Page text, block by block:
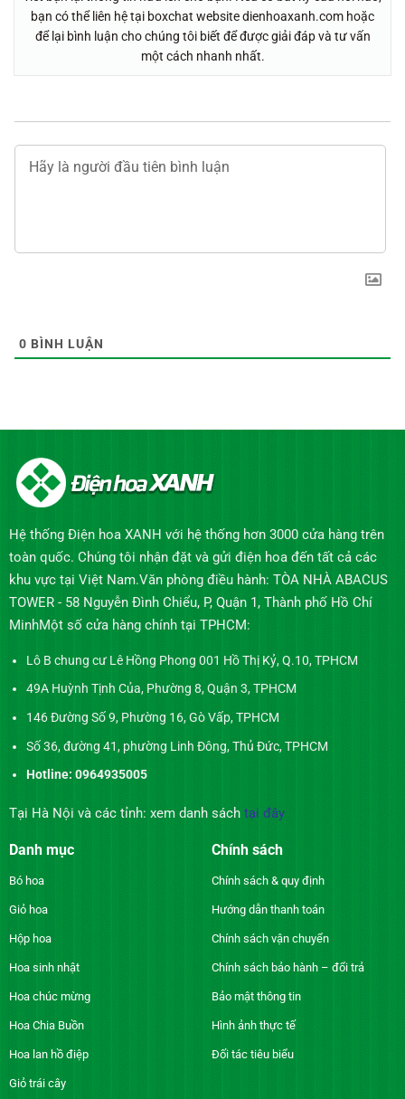
bạn có thể liên hệ tại boxchat website dienhoaxanh.com hoặc
để lại bình luận cho chúng tôi biết để được giải đáp và tư vấn
một cách nhanh nhất.
0 BÌNH LUẬN
Hệ thống Điện hoa XANH với hệ thống hơn 3000 cửa hàng trên
toàn quốc. Chúng tôi nhận đặt và gửi điện hoa đến tất cả các
khu vực tại Việt Nam.Văn phòng điều hành: TÒA NHÀ ABACUS
TOWER - 58 Nguyễn Đình Chiểu, P, Quận 1, Thành phố Hồ Chí
MinhMột số cửa hàng chính tại TPHCM:
Lô B chung cư Lê Hồng Phong 001 Hồ Thị Kỷ, Q.10, TPHCM
49A Huỳnh Tịnh Của, Phường 8, Quận 3, TPHCM
146 Đường Số 9, Phường 16, Gò Vấp, TPHCM
Số 36, đường 41, phường Linh Đông, Thủ Đức, TPHCM
Hotline: 0964935005
Tại Hà Nội và các tỉnh: xem danh sách tại đây
Danh mục
Bó hoa
Giỏ hoa
Hộp hoa
Hoa sinh nhật
Hoa chúc mừng
Hoa Chia Buồn
Hoa lan hồ điệp
Giỏ trái cây
Chính sách
Chính sách & quy định
Hướng dẫn thanh toán
Chính sách vận chuyển
Chính sách bảo hành – đổi trả
Bảo mật thông tin
Hình ảnh thực tế
Đối tác tiêu biểu